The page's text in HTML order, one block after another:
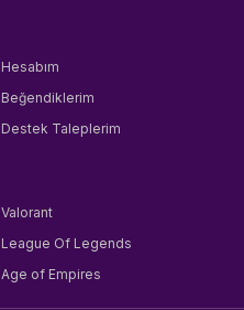
Hesabım
Beğendiklerim
Destek Taleplerim
Valorant
League Of Legends
Age of Empires